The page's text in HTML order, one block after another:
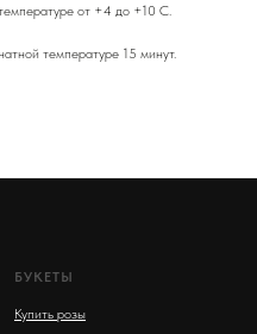
от +4 до +10 С.
температуре 15 минут.
БУКЕТЫ
Купить розы